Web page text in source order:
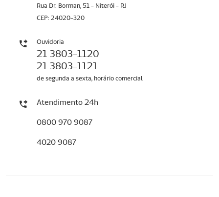
Rua Dr. Borman, 51 - Niterói - RJ
CEP: 24020-320
Ouvidoria
21 3803-1120
21 3803-1121
de segunda a sexta, horário comercial
Atendimento 24h
0800 970 9087
4020 9087